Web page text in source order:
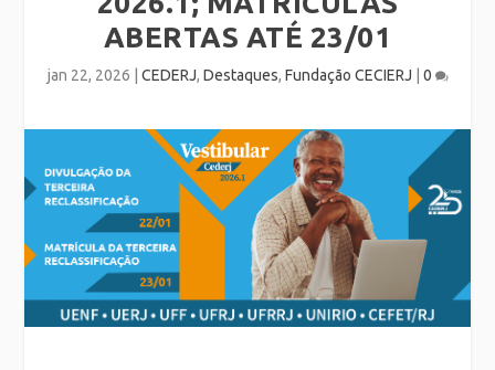
ABERTAS ATÉ 23/01
jan 22, 2026 CEDERJ, Destaques, Fundação CECIERJ 0